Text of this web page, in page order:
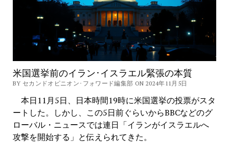
米国選挙前のイラン･イスラエル緊張の本質
BY セカンドオピニオン･フォワード編集部 ON 2024年11月5日
本日11月5日、日本時間19時に米国選挙の投票がスタ
ートした。しかし、この5日前ぐらいからBBCなどのグ
ローバル・ニュースでは連日「イランがイスラエルへ
攻撃を開始する」と伝えられてきた。